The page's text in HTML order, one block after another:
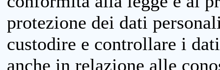
protezione dei dati
custodire e controllare i
anche in relazione alle